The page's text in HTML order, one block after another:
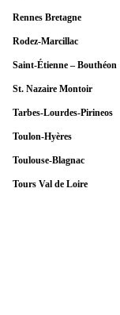
Rennes Bretagne
Rodez-Marcillac
Saint-Étienne – Bouthéon
St. Nazaire Montoir
Tarbes-Lourdes-Pirineos
Toulon-Hyères
Toulouse-Blagnac
Tours Val de Loire